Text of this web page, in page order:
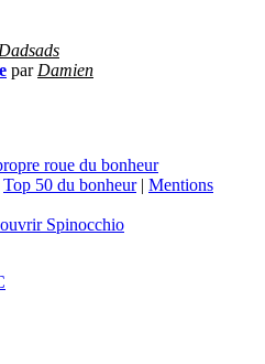
Dadsads
par Damien
roue du bonheur
Top 50 du bonheur| Mentions
Spinocchio